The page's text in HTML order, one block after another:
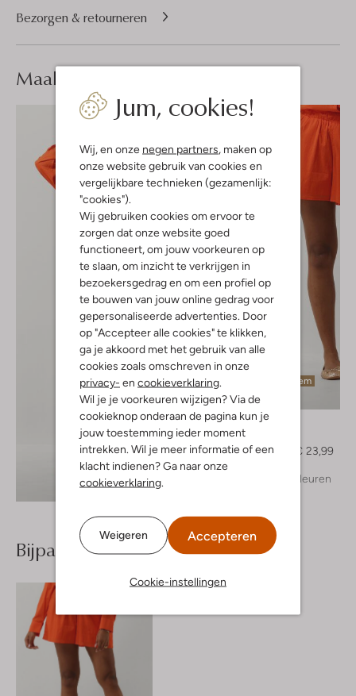
Jum, cookies!
Wij, en onze negen partners , maken op
onze website gebruik van cookies en
vergelijkbare technieken (gezamenlijk:
"cookies").
Wij gebruiken cookies om ervoor te
zorgen dat onze website goed
functioneert, om jouw voorkeuren op
te slaan, om inzicht te verkrijgen in
bezoekersgedrag en om een profiel op
te bouwen van jouw online gedrag voor
gepersonaliseerde advertenties. Door
op "Accepteer alle cookies" te klikken,
ga je akkoord met het gebruik van alle
cookies zoals omschreven in onze
privacy- en cookieverklaring
Wil je je voorkeuren wijzigen? Via de
cookieknop onderaan de pagina kun je
jouw toestemming ieder moment
intrekken. Wil je meer informatie of een
klacht indienen? Ga naar onze
cookieverklaring
Weigeren Accepteren
Cookie-instellingen
Bezorgen & retourneren
Maak je
Ontdek de look
Laatste item
-60%
Notre-V
€ 59,95
€ 23,99
+ meer kleuren
Bijpassende producten